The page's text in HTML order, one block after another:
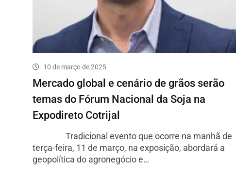
10 de março de 2025
Mercado global e cenário de grãos serão
temas do Fórum Nacional da Soja na
Expodireto Cotrijal
Tradicional evento que ocorre na manhã de
terça-feira, 11 de março, na exposição, abordará a
geopolítica do agronegócio e…